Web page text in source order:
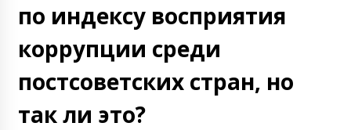
по индексу восприятия
коррупции среди
постсоветских стран, но
так ли это?